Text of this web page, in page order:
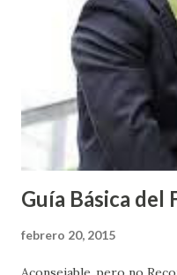
Guía Básica del
febrero 20, 2015